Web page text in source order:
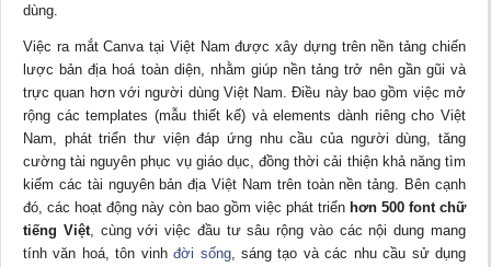
dùng.
Việc ra mắt Canva tại Việt Nam được xây dựng trên nền tảng chiến
lược bản địa hoá toàn diện, nhằm giúp nền tảng trở nên gần gũi và
trực quan hơn với người dùng Việt Nam. Điều này bao gồm việc mở
rộng các templates (mẫu thiết kế) và elements dành riêng cho Việt
Nam, phát triển thư viện đáp ứng nhu cầu của người dùng, tăng
cường tài nguyên phục vụ giáo dục, đồng thời cải thiện khả năng tìm
kiếm các tài nguyên bản địa Việt Nam trên toàn nền tảng. Bên cạnh
đó, các hoạt động này còn bao gồm việc phát triển hơn 500 font chữ
tiếng Việt, cùng với việc đầu tư sâu rộng vào các nội dung mang
tính văn hoá, tôn vinhđời sống, sáng tạo và các nhu cầu sử dụng